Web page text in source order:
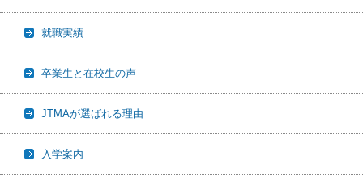
就職実績
卒業生と在校生の声
JTMAが選ばれる理由
入学案内